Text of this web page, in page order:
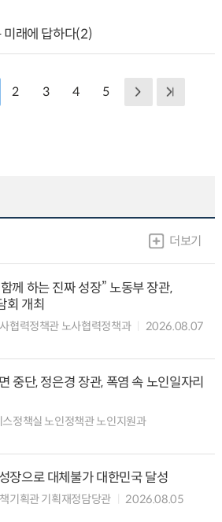
미래에 답하다(2)
2 3 4 5
더보기
께 하는 진짜 성장” 노동부 장관,
회 개최
협력정책관 노사협력정책과
2026.08.07
중단, 정은경 장관, 폭염 속 노인일자리
정책실 노인정책관 노인지원과
장으로 대체불가 대한민국 달성
기획관 기획재정담당관
2026.08.05